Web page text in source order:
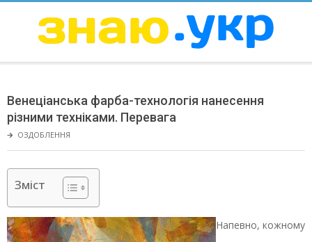
ЗНАЮ
Menu
Венеціанська фарба-технологія нанесення
різними техніками. Перевага
🡲 ОЗДОБЛЕННЯ
Зміст
Напевно, кожному